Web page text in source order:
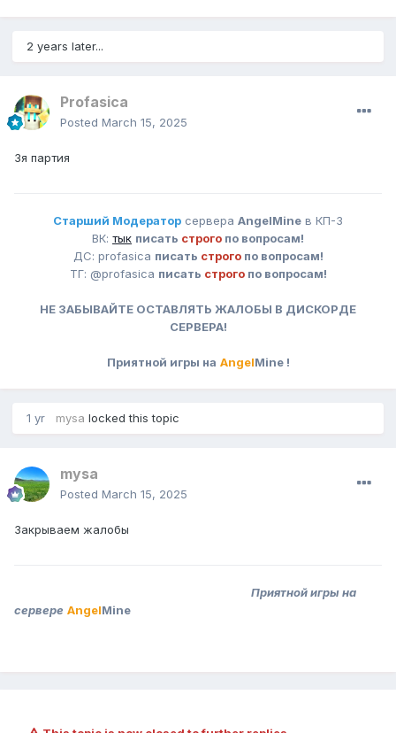
2 years later...
Profasica
Posted March 15, 2025
3я партия
Старший Модератор сервера AngelMine в КП-3
ВК: тык писать строго по вопросам!
ДС: profasica писать строгопо вопросам!
ТГ: @profasica писать строго по вопросам!
НЕ ЗАБЫВАЙТЕ ОСТАВЛЯТЬ ЖАЛОБЫ В ДИСКОРДЕ
СЕРВЕРА!
Приятной игры на AngelMine !
1 yr mysa locked this topic
mysa
Posted March 15, 2025
Закрываем жалобы
Приятной игры на
сервере AngelMine